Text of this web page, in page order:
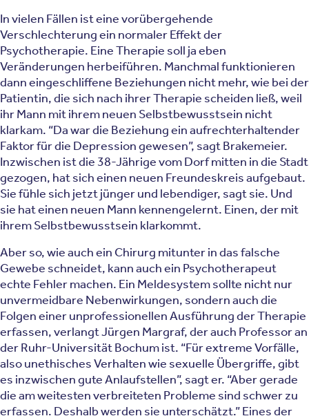
In vielen Fällen ist eine vorübergehende
Verschlechterung ein normaler Effekt der
Psychotherapie. Eine Therapie soll ja eben
Veränderungen herbeiführen. Manchmal funktionieren
dann eingeschliffene Beziehungen nicht mehr, wie bei der
Patientin, die sich nach ihrer Therapie scheiden ließ, weil
ihr Mann mit ihrem neuen Selbstbewusstsein nicht
klarkam. “Da war die Beziehung ein aufrechterhaltender
Faktor für die Depression gewesen”, sagt Brakemeier.
Inzwischen ist die 38-Jährige vom Dorf mitten in die Stadt
gezogen, hat sich einen neuen Freundeskreis aufgebaut.
Sie fühle sich jetzt jünger und lebendiger, sagt sie. Und
sie hat einen neuen Mann kennengelernt. Einen, der mit
ihrem Selbstbewusstsein klarkommt.
Aber so, wie auch ein Chirurg mitunter in das falsche
Gewebe schneidet, kann auch ein Psychotherapeut
echte Fehler machen. Ein Meldesystem sollte nicht nur
unvermeidbare Nebenwirkungen, sondern auch die
Folgen einer unprofessionellen Ausführung der Therapie
erfassen, verlangt Jürgen Margraf, der auch Professor an
der Ruhr-Universität Bochum ist. “Für extreme Vorfälle,
also unethisches Verhalten wie sexuelle Übergriffe, gibt
es inzwischen gute Anlaufstellen”, sagt er. “Aber gerade
die am weitesten verbreiteten Probleme sind schwer zu
erfassen. Deshalb werden sie unterschätzt.” Eines der